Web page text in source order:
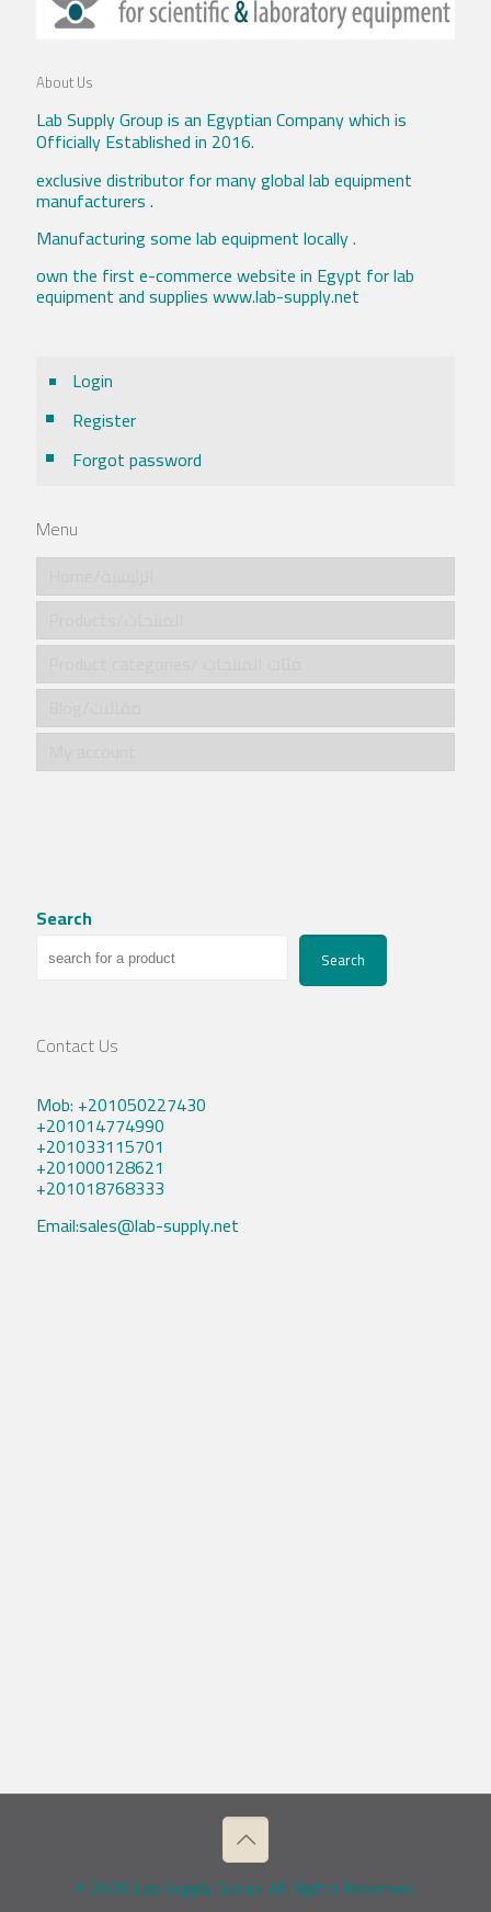
About Us
Lab Supply Group is an Egyptian Company which is
Officially Established in 2016.
exclusive distributor for many global lab equipment
manufacturers .
Manufacturing some lab equipment locally .
own the first e-commerce website in Egypt for lab
equipment and supplies www.lab-supply.net
Login
Register
Forgot password
Menu
Search
Search
Contact Us
Mob: +201050227430
+201014774990
+201033115701
+201000128621
+201018768333
Email:sales@lab-supply.net
© 2026 Lab Supply Group. All Rights Reserved.